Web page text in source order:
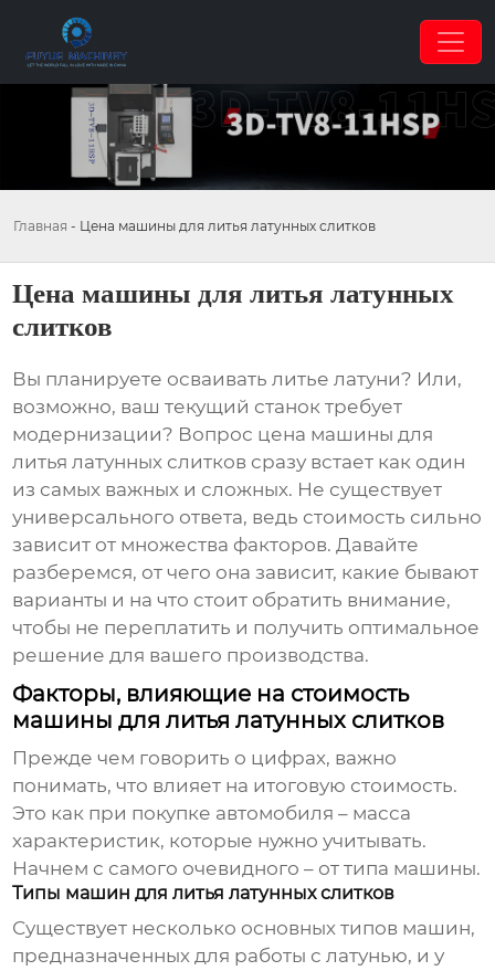
Главная - Цена машины для литья латунных слитков
Цена машины для литья латунных
слитков
Вы планируете осваивать литье латуни? Или,
возможно, ваш текущий станок требует
модернизации? Вопрос цена машины для
литья латунных слитков сразу встает как один
из самых важных и сложных. Не существует
универсального ответа, ведь стоимость сильно
зависит от множества факторов. Давайте
разберемся, от чего она зависит, какие бывают
варианты и на что стоит обратить внимание,
чтобы не переплатить и получить оптимальное
решение для вашего производства.
Факторы, влияющие на стоимость
машины для литья латунных слитков
Прежде чем говорить о цифрах, важно
понимать, что влияет на итоговую стоимость.
Это как при покупке автомобиля – масса
характеристик, которые нужно учитывать.
Начнем с самого очевидного – от типа машины.
Типы машин для литья латунных слитков
Существует несколько основных типов машин,
предназначенных для работы с латунью, и у